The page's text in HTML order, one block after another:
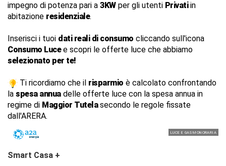
impegno di potenza pari a 3KWper gli utenti Privatiin
abitazione residenziale.
Inserisci i tuoi dati reali di consumo cliccando sull'icona
Consumo Lucee scopri le offerte luce che abbiamo
selezionato per te!
Ti ricordiamo che il risparmio è calcolato confrontando
la spesa annuadelle offerte luce con la spesa annua in
regime di Maggior Tutelasecondo le regole fissate
dall'ARERA.
LUCE E GAS MONORARIA
Smart Casa +